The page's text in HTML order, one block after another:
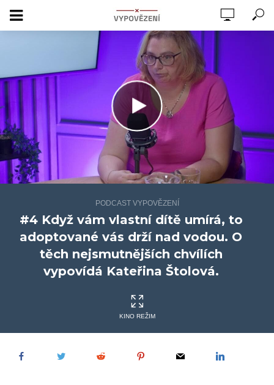
PODCAST VYPOVĚZENÍ
#4 Když vám vlastní dítě umírá, to
adoptované vás drží nad vodou. O
těch nejsmutnějších chvílích
vypovídá Kateřina Štolová.
KINO REŽIM